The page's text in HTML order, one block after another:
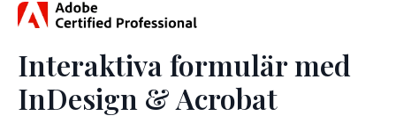
Interaktiva formulär med
InDesign & Acrobat